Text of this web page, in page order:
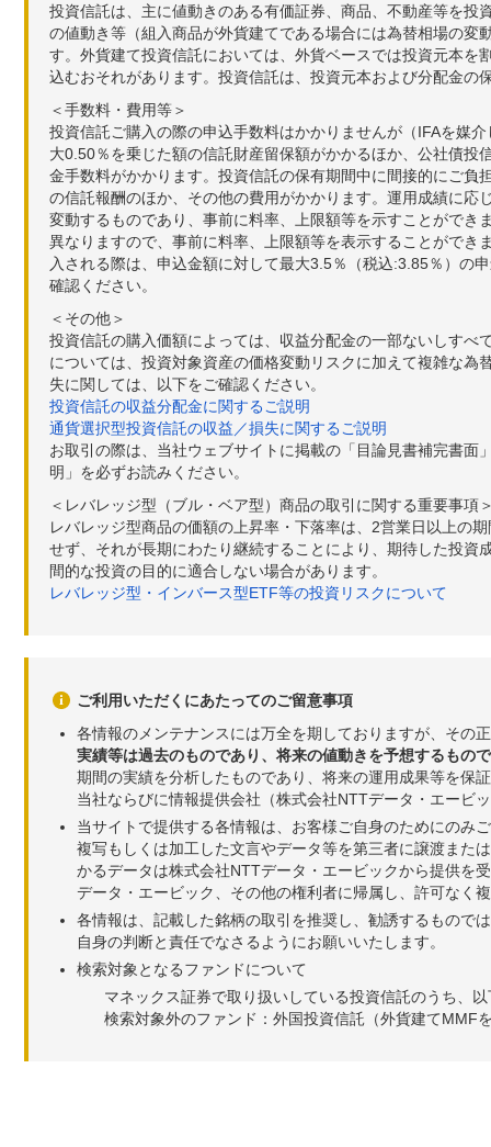
投資信託は、主に値動きのある有価証券、商品、不動産等を
の値動き等（組入商品が外貨建てである場合には為替相場の
す。外貨建て投資信託においては、外貨ベースでは投資元本
込むおそれがあります。投資信託は、投資元本および分配金の
＜手数料・費用等＞
投資信託ご購入の際の申込手数料はかかりませんが（IFAを媒
大0.50％を乗じた額の信託財産留保額がかかるほか、公社債
金手数料がかかります。投資信託の保有期間中に間接的にご
の信託報酬のほか、その他の費用がかかります。運用成績に
変動するものであり、事前に料率、上限額等を示すことがで
異なりますので、事前に料率、上限額等を表示することがで
入される際は、申込金額に対して最大3.5％（税込:3.85％）の
確認ください。
＜その他＞
投資信託の購入価額によっては、収益分配金の一部ないしす
については、投資対象資産の価格変動リスクに加えて複雑な
失に関しては、以下をご確認ください。
投資信託の収益分配金に関するご説明
通貨選択型投資信託の収益／損失に関するご説明
お取引の際は、当社ウェブサイトに掲載の「目論見書補完書
明」を必ずお読みください。
＜レバレッジ型（ブル・ベア型）商品の取引に関する重要事項
レバレッジ型商品の価額の上昇率・下落率は、2営業日以上の
せず、それが長期にわたり継続することにより、期待した投
間的な投資の目的に適合しない場合があります。
レバレッジ型・インバース型ETF等の投資リスクについて
ご利用いただくにあたってのご留意事項
各情報のメンテナンスには万全を期しておりますが、その
実績等は過去のものであり、将来の値動きを予想するもの
期間の実績を分析したものであり、将来の運用成果等を保
当社ならびに情報提供会社（株式会社NTTデータ・エービ
当サイトで提供する各情報は、お客様ご自身のためにのみ
複写もしくは加工した文言やデータ等を第三者に譲渡また
かるデータは株式会社NTTデータ・エービックから提供を
データ・エービック、その他の権利者に帰属し、許可なく
各情報は、記載した銘柄の取引を推奨し、勧誘するもので
自身の判断と責任でなさるようにお願いいたします。
検索対象となるファンドについて
マネックス証券で取り扱いしている投資信託のうち、
検索対象外のファンド：外国投資信託（外貨建てMMF